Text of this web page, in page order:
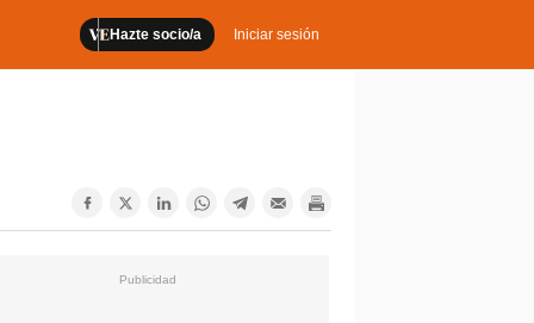
Hazte socio/a Iniciar sesión